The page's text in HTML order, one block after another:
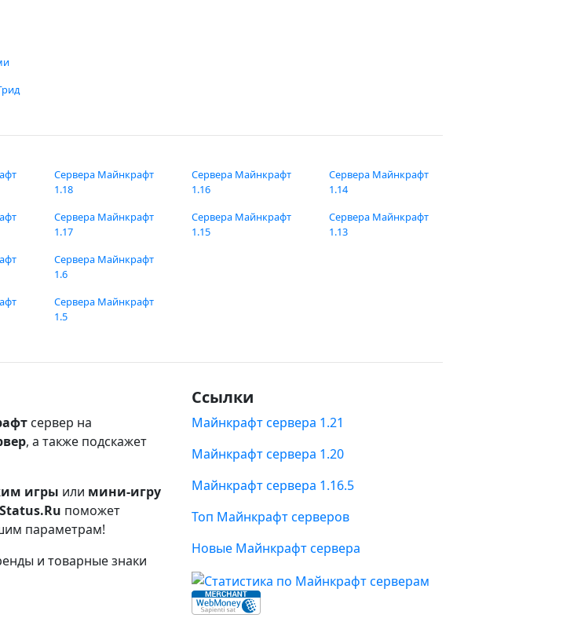
Сервера Майнкрафт
1.18
Сервера Майнкрафт
1.17
Сервера Майнкрафт
1.16
Сервера Майнкрафт
1.15
Сервера Майнкрафт
1.14
Сервера Майнкрафт
1.13
Сервера Майнкрафт
1.6
Сервера Майнкрафт
1.5
сервер на
, а также подскажет
игры или мини-игру
поможет
параметрам!
и товарные знаки
Ссылки
Майнкрафт сервера 1.21
Майнкрафт сервера 1.20
Майнкрафт сервера 1.16.5
Топ Майнкрафт серверов
Новые Майнкрафт сервера